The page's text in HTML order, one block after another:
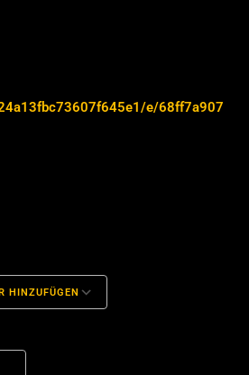
e/68ff7a907
HINZUFÜGEN